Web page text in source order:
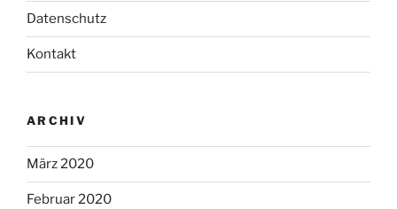
Datenschutz
Kontakt
ARCHIV
März 2020
Februar 2020